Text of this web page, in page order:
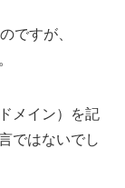
ですが、
メイン）を記
ではないでし